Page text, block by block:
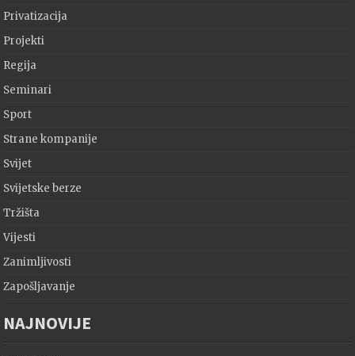
Privatizacija
Projekti
Regija
Seminari
Sport
Strane kompanije
Svijet
Svijetske berze
Tržišta
Vijesti
Zanimljivosti
Zapošljavanje
NAJNOVIJE